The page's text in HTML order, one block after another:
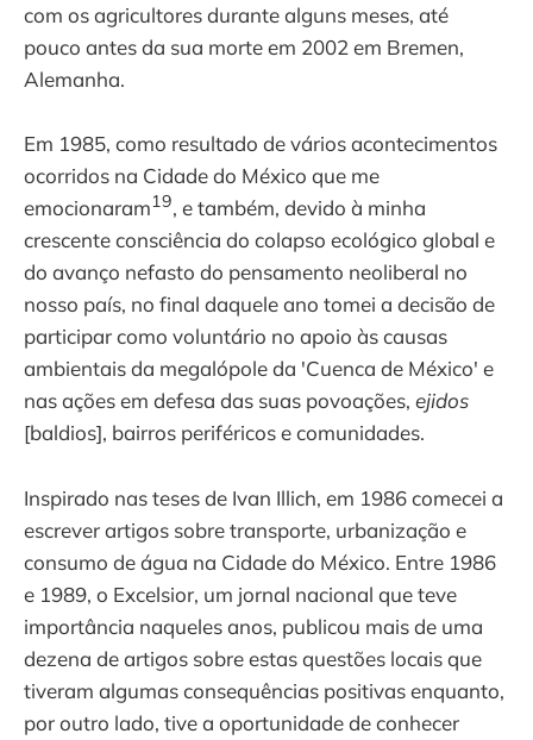
com os agricultores durante alguns meses, até
pouco antes da sua morte em 2002 em Bremen,
Alemanha.
Em 1985, como resultado de vários acontecimentos
ocorridos na Cidade do México que me
emocionaram19, e também, devido à minha
crescente consciência do colapso ecológico global e
do avanço nefasto do pensamento neoliberal no
nosso país, no final daquele ano tomei a decisão de
participar como voluntário no apoio às causas
ambientais da megalópole da 'Cuenca de México' e
nas ações em defesa das suas povoações, ejidos
[baldios], bairros periféricos e comunidades.
Inspirado nas teses de Ivan Illich, em 1986 comecei a
escrever artigos sobre transporte, urbanização e
consumo de água na Cidade do México. Entre 1986
e 1989, o Excelsior, um jornal nacional que teve
importância naqueles anos, publicou mais de uma
dezena de artigos sobre estas questões locais que
tiveram algumas consequências positivas enquanto,
por outro lado, tive a oportunidade de conhecer